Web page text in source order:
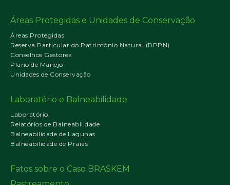
Áreas Protegidas e Unidades de Conservação
Áreas Protegidas
Reserva Particular do Patrimônio Natural (RPPN)
Conselhos Gestores
Plano de Manejo
Unidades de Conservação
Laboratório e Balneabilidade
Laboratório
Relatórios de Balneabilidade
Balneabilidade de Lagunas
Balneabilidade de Praias
Fatos sobre o Caso BRASKEM